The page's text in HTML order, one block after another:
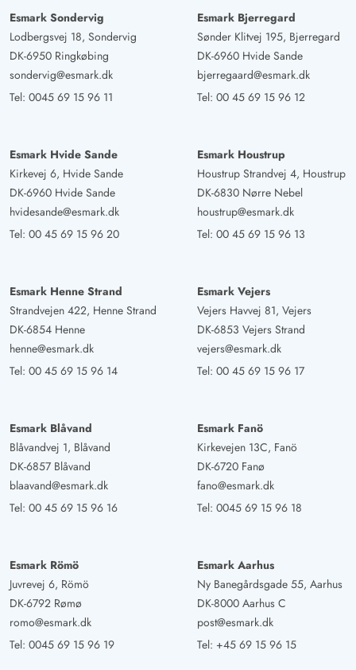
Kleines, romantisches Haus. Gut gelegen. Gemütliche
Stube von der aus man die Düne und den Leuchtturm
sieht.
Esmark Sondervig
Lodbergsvej 18, Sondervig
DK-6950 Ringkøbing
sondervig@esmark.dk
Tel: 0045 69 15 96 11
Esmark Bjerregard
Sønder Klitvej 195, Bjerregard
DK-6960 Hvide Sande
bjerregaard@esmark.dk
Tel: 00 45 69 15 96 12
Esmark Hvide Sande
Kirkevej 6, Hvide Sande
DK-6960 Hvide Sande
hvidesande@esmark.dk
Tel: 00 45 69 15 96 20
Esmark Houstrup
Houstrup Strandvej 4, Houstrup
DK-6830 Nørre Nebel
houstrup@esmark.dk
Tel: 00 45 69 15 96 13
Esmark Henne Strand
Strandvejen 422, Henne Strand
DK-6854 Henne
henne@esmark.dk
Tel: 00 45 69 15 96 14
Esmark Vejers
Vejers Havvej 81, Vejers
DK-6853 Vejers Strand
vejers@esmark.dk
Tel: 00 45 69 15 96 17
Esmark Blåvand
Blåvandvej 1, Blåvand
DK-6857 Blåvand
blaavand@esmark.dk
Tel: 00 45 69 15 96 16
Esmark Fanö
Kirkevejen 13C, Fanö
DK-6720 Fanø
fano@esmark.dk
Tel: 0045 69 15 96 18
Esmark Römö
Juvrevej 6, Römö
DK-6792 Rømø
romo@esmark.dk
Tel: 0045 69 15 96 19
Esmark Aarhus
Ny Banegårdsgade 55, Aarhus
DK-8000 Aarhus C
post@esmark.dk
Tel: +45 69 15 96 15